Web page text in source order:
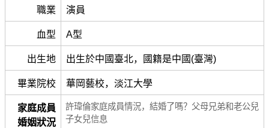
職業 演員
血型 A型
出生地 出生於中國臺北，國籍是中國(臺灣)
畢業院校 華岡藝校，淡江大學
家庭成員
婚姻狀況
許瑋倫家庭成員情況，結婚了嗎？父母兄弟和老公兒
子女兒信息